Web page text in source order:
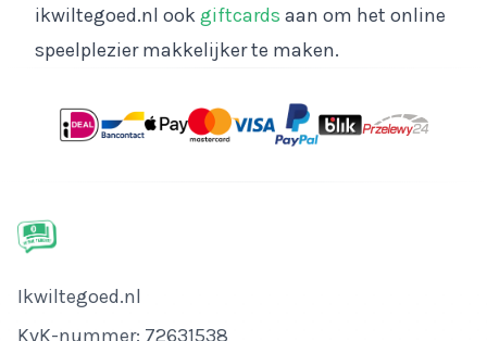
ikwiltegoed.nl ookgiftcards aan om het online
speelplezier makkelijker te maken.
Bedrijfsnaam
Ikwiltegoed.nl
KvK-nummer
KvK-nummer: 72631538